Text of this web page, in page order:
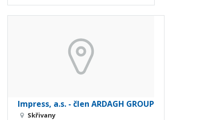
Impress, a.s. - člen ARDAGH GROUP
Skřivany